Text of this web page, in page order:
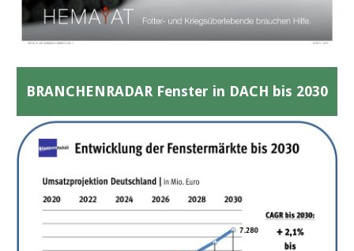
BRANCHENRADAR Fenster in DACH bis 2030